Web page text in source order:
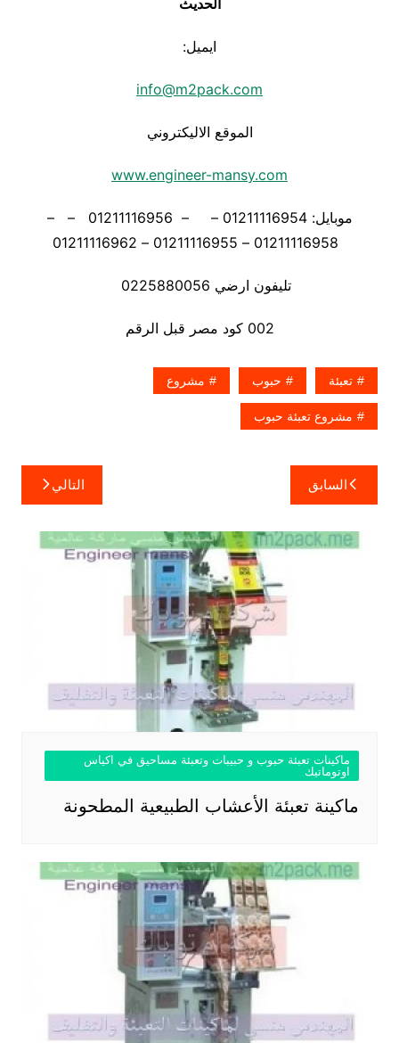
الحديث
ايميل:
info@m2pack.com
الموقع الاليكتروني
www.engineer-mansy.com
موبايل: 01211116954 – – 01211116956 – –
تليفون ارضي 0225880056
002 كود مصر قبل الرقم
تعبئة حبوب مشروع
مشروع تعبئة حبوب
تصفّح
المقالات
السابق التالي
ماكينات تعبئة حبوب و حبيبات وتعبئة مساحيق في اكياس
اوتوماتيك
ماكينة تعبئة الأعشاب الطبيعية المطحونة